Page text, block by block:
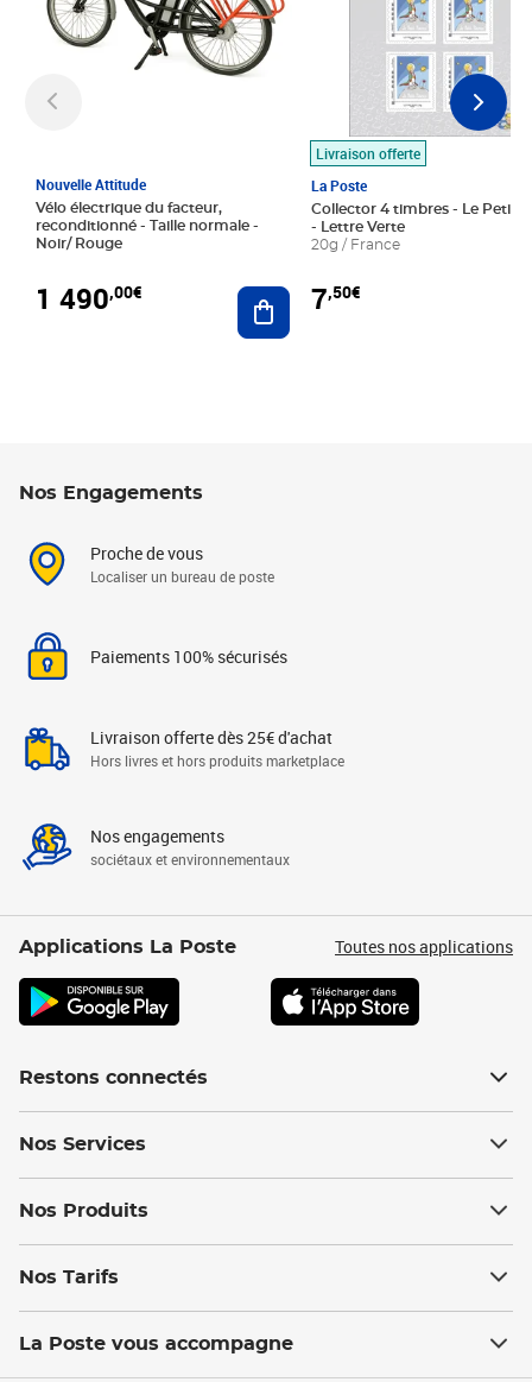
Nouvelle Attitude
Vélo électrique du facteur,
reconditionné - Taille normale -
Noir/ Rouge
1 490,00€ Ajouter au panier
Livraison offerte
La Poste
Collector 4 timbres - Le Petit
- Lettre Verte
20g / France
7,50€
Nos Engagements
Proche de vous
Localiser un bureau de poste
Paiements 100% sécurisés
Livraison offerte dès 25€ d'achat
Hors livres et hors produits marketplace
Nos engagements
sociétaux et environnementaux
Applications La Poste Toutes nos applications
Restons connectés
Nos Services
Nos Produits
Nos Tarifs
La Poste vous accompagne